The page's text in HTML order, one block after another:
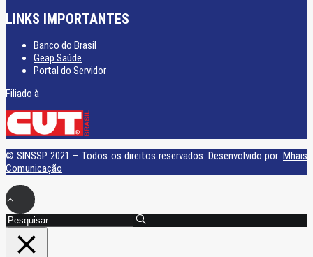
LINKS IMPORTANTES
Banco do Brasil
Geap Saúde
Portal do Servidor
Filiado à
© SINSSP 2021 – Todos os direitos reservados. Desenvolvido por: Mhais
Comunicação